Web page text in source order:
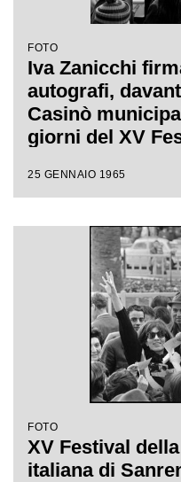
FOTO
Iva Zanicchi
autografi,
Casinò
giorni del XV
25 GENNAIO 1965
FOTO
XV Festival
italiana di